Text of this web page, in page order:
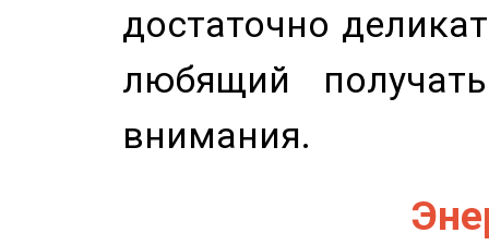
достаточно
любящий
внимания.